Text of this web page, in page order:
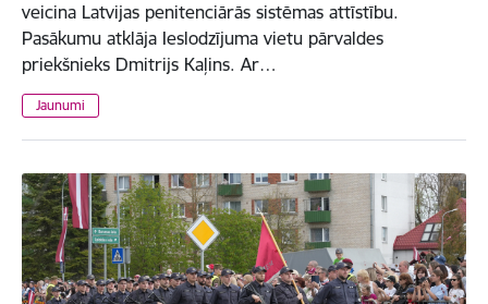
veicina Latvijas penitenciārās sistēmas attīstību.
Pasākumu atklāja Ieslodzījuma vietu pārvaldes
priekšnieks Dmitrijs Kaļins. Ar…
Jaunumi